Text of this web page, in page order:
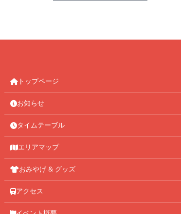
トップページ
お知らせ
タイムテーブル
エリアマップ
おみやげ & グッズ
アクセス